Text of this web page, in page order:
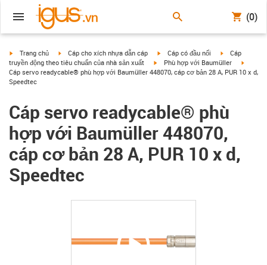
(0)
igus-icon-arrow-right
Trang chủ igus-icon-arrow-right
Cáp cho xích nhựa dẫn cáp igus-icon-arrow-right
Cáp có đầu nối igus-icon-
Cáp
truyền động theo tiêu chuẩn của nhà sản xuất
igus-icon-arrow-right
Phù hợp với Baumüller
Cáp servo readycable® phù hợp với Baumüller 448070, cáp cơ bản 28 A, PUR 10 x d,
Speedtec
Cáp servo readycable® phù
hợp với Baumüller 448070,
cáp cơ bản 28 A, PUR 10 x d,
Speedtec